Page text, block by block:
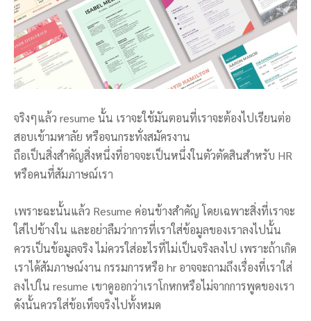
จริงๆแล้ว resume นั้น เราจะใช้มันตอนที่เราจะต้องไปเรียนต่อ
สอบเข้ามหาลัย หรือจนกระทั่งสมัครงาน
ถือเป็นสิ่งสำคัญสิ่งหนึ่งที่อาจจะเป็นหนึ่งในตัวตัดสินสำหรับ HR
หรือคนที่สัมภาษณ์เรา
เพราะฉะนั้นแล้ว Resume ค่อนข้างสำคัญ โดยเฉพาะสิ่งที่เราจะ
ใส่ไปข้างใน และอย่าลืมว่าการที่เราใส่ข้อมูลของเราลงไปนั้น
ควรเป็นข้อมูลจริง ไม่ควรใส่อะไรที่ไม่เป็นจริงลงไป เพราะถ้าเกิด
เราได้สัมภาษณ์งาน กรรมการหรือ hr อาจจะถามถึงเรื่องที่เราใส่
ลงไปใน resume เขาดูออกว่าเราโกหกหรือไม่จากการพูดของเรา
ดังนั้นควรใส่ข้อเท็จจริงไปทั้งหมด